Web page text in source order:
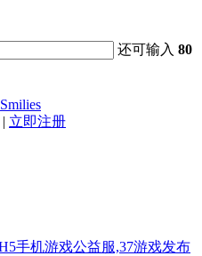
还可输入80
Smilies
| 立即注册